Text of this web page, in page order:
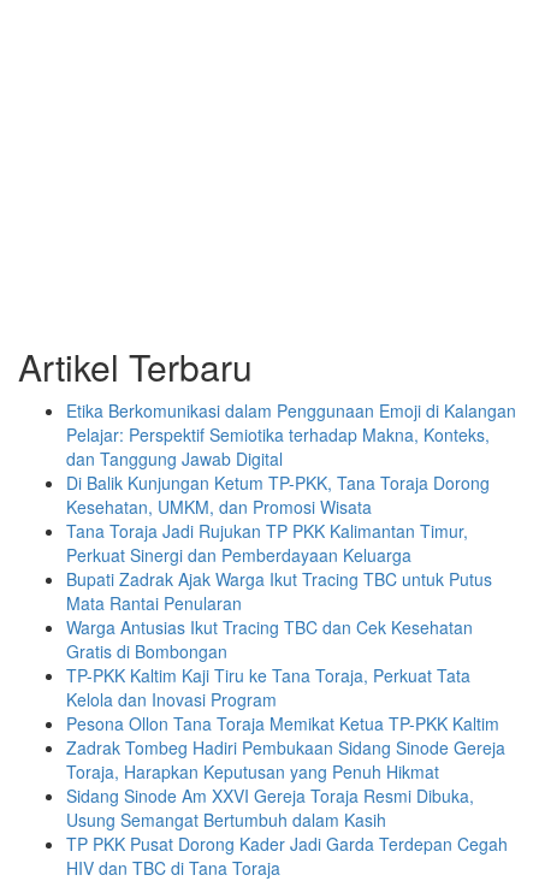
Artikel Terbaru
Etika Berkomunikasi dalam Penggunaan Emoji di Kalangan
Pelajar: Perspektif Semiotika terhadap Makna, Konteks,
dan Tanggung Jawab Digital
Di Balik Kunjungan Ketum TP-PKK, Tana Toraja Dorong
Kesehatan, UMKM, dan Promosi Wisata
Tana Toraja Jadi Rujukan TP PKK Kalimantan Timur,
Perkuat Sinergi dan Pemberdayaan Keluarga
Bupati Zadrak Ajak Warga Ikut Tracing TBC untuk Putus
Mata Rantai Penularan
Warga Antusias Ikut Tracing TBC dan Cek Kesehatan
Gratis di Bombongan
TP-PKK Kaltim Kaji Tiru ke Tana Toraja, Perkuat Tata
Kelola dan Inovasi Program
Pesona Ollon Tana Toraja Memikat Ketua TP-PKK Kaltim
Zadrak Tombeg Hadiri Pembukaan Sidang Sinode Gereja
Toraja, Harapkan Keputusan yang Penuh Hikmat
Sidang Sinode Am XXVI Gereja Toraja Resmi Dibuka,
Usung Semangat Bertumbuh dalam Kasih
TP PKK Pusat Dorong Kader Jadi Garda Terdepan Cegah
HIV dan TBC di Tana Toraja